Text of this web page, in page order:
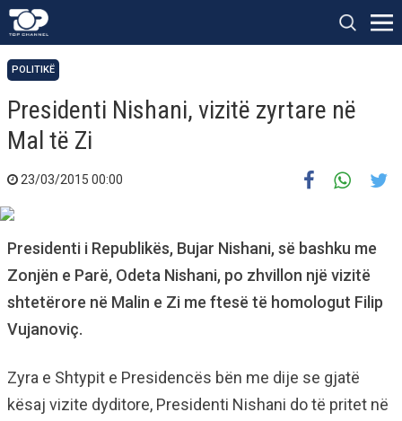
POLITIKË
Presidenti Nishani, vizitë zyrtare në
Mal të Zi
23/03/2015 00:00
Presidenti i Republikës, Bujar Nishani, së bashku me
Zonjën e Parë, Odeta Nishani, po zhvillon një vizitë
shtetërore në Malin e Zi me ftesë të homologut Filip
Vujanoviç.
Zyra e Shtypit e Presidencës bën me dije se gjatë
kësaj vizite dyditore, Presidenti Nishani do të pritet në